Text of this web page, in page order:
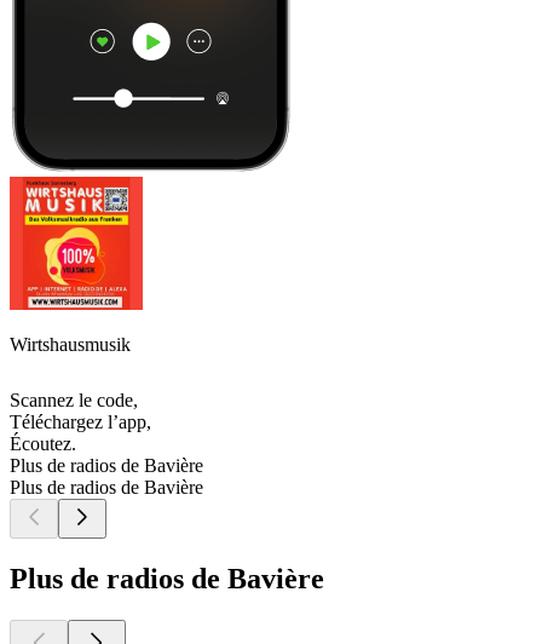
Wirtshausmusik
Scannez le code,
Téléchargez l’app,
Écoutez.
Plus de radios de Bavière
Plus de radios de Bavière
Plus de radios de Bavière